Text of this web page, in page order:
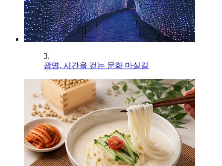
3.
광명, 시간을 걷는 문화 마실길